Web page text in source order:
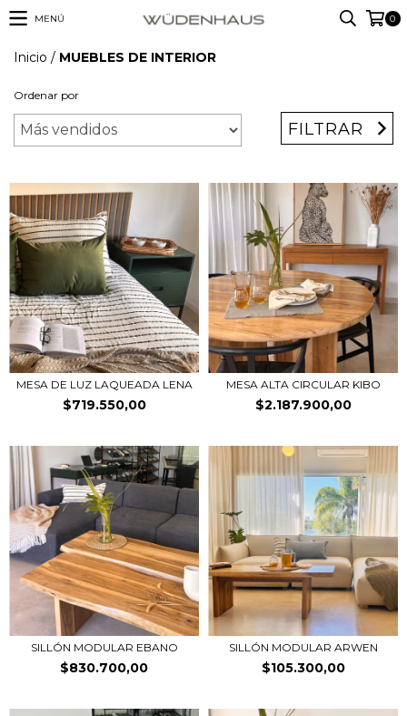
MENÚ 0
Inicio / MUEBLES DE INTERIOR
Ordenar por
FILTRAR
MESA DE LUZ LAQUEADA LENA
$719.550,00
MESA ALTA CIRCULAR KIBO
$2.187.900,00
SILLÓN MODULAR EBANO
$830.700,00
SILLÓN MODULAR ARWEN
$105.300,00